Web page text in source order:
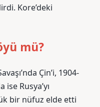
Kore’deki
mü?
Çin’i, 1904-
ise Rusya’yı
bir nüfuz elde etti